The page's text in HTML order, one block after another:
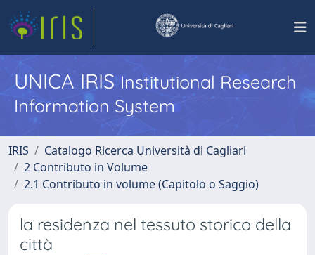
UNICA IRISInstitutional Research
Information System
IRIS
Catalogo Ricerca Università di Cagliari
2 Contributo in Volume
2.1 Contributo in volume (Capitolo o Saggio)
la residenza nel tessuto storico della
città